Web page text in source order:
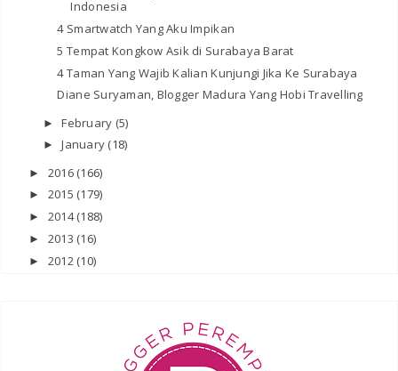
Indonesia
4 Smartwatch Yang Aku Impikan
5 Tempat Kongkow Asik di Surabaya Barat
4 Taman Yang Wajib Kalian Kunjungi Jika Ke Surabaya
Diane Suryaman, Blogger Madura Yang Hobi Travelling
►February (5)
►January (18)
► 2016 (166)
► 2015 (179)
► 2014(188)
► 2013 (16)
► 2012 (10)